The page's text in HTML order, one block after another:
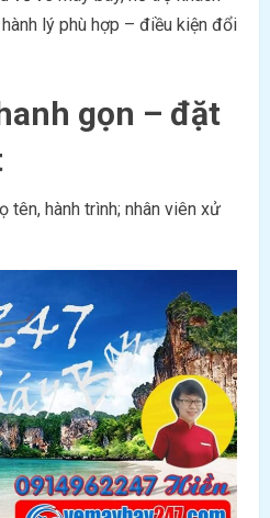
lý phù hợp – điều kiện đổi
gọn – đặt
tên, hành trình; nhân viên xử